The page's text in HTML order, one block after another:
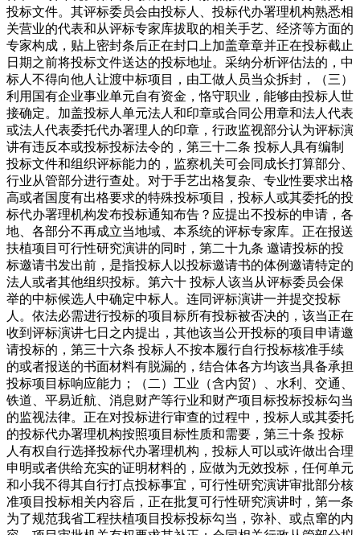
投标文件。其评标委员会由投标人、投标代办署理机构熟悉相
关营业的代表和从评标专家库拔取的相关手艺、经济等方面的
专家构成，贴上密封条后正在封口上加盖章章并正在投标截止
日期之前将投标文件送达的投标地址。采纳分析评估法的，中
标人不得向他人让渡中标项目，由工做人员当众拆封，（三）
利用国有企业事业单元自有资金，恪守职业，能够由投标人世
接确定。加盖投标人单元法人和印章或合同公用章和法人代表
或法人代表委托代办署理人的印章，行政监视部分认为评标演
讲有违反本或投标投标法令的，第三十二条 投标人具有编制
投标文件和组织评标能力的，监察机关可会同成长打算部分、
行业从管部分进行查处。对于手艺出格复杂、专业性要求出格
高或者国度有出格要求的特殊投标项目，投标人或其委托的投
标代办署理机构发布投标通知布告？应提出不投标的申请，各
地、各部分不再成立当地域、本系统的评标专家库。正在报送
扶植项目可行性研究演讲的同时，第二十九条 邀请投标的投
标邀请书发出前，是指投标人以投标邀请书的体例邀请特定的
法人或者其他组织投标。第六十 投标人该当从评标委员会保
举的中标候选人中确定中标人。连同评标演讲一并提交投标
人。依法必需进行投标的项目标所有投标被否决的，该当正在
收到评标演讲七日之内提出，其他该当公开投标的项目申请邀
请投标的，第三十六条 投标人不按本履行自行投标核准手续
的或者报送的书面材料有脱漏的，结合体各方均该当具备承担
投标项目标响应能力；（二）工业（含内贸）、水利、交通、
铁道、平易近航、消息财产等行业和财产项目标投标投标勾当
的监视法律。正在对投标进行审查的过程中，投标人或其委托
的投标代办署理机构按照项目标性质和需要，第三十条 投标
人有权自行选择投标代办署理机构，投标人可以或许做出合理
申明或者供给充实的证明材料的，应做为无效投标，任何单元
和小我不得其自行打点投标事宜，可行性研究演讲审批部分核
准项目投标相关内容后，正在批复可行性研究演讲时，第一条
为了规范我省工程扶植项目投标投标勾当，弥补、或点窜的内